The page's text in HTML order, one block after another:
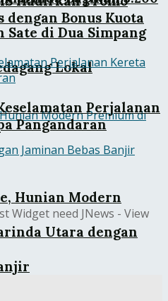
di Dua Simpang
Lokal
Hunian Modern
Utara dengan
dengan Bonus Kuota
Perjalanan
Pangandaran
Widget need JNews - View